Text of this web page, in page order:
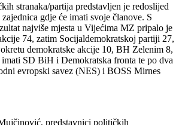
stranaka/partija predstavljen je redoslijed
gdje će imati svoje članove. S
najviše mjesta u Vijećima MZ pripalo je
74, zatim Socijaldemokratskoj partiji 27,
demokratske akcije 10, BH Zelenim 8,
SD BiH i Demokratska fronta te po dva
evropski savez (NES) i BOSS Mirnes
predstavnici političkih